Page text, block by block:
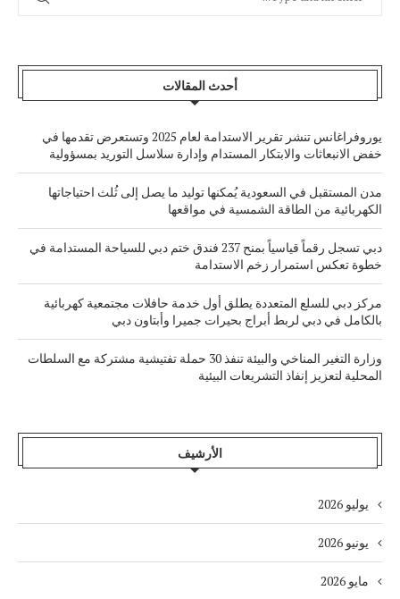
أحدث المقالات
يوروفراغانس تنشر تقرير الاستدامة لعام 2025 وتستعرض تقدمها في
خفض الانبعاثات والابتكار المستدام وإدارة سلاسل التوريد بمسؤولية
مدن المستقبل في السعودية يُمكنها توليد ما يصل إلى ثُلث احتياجاتها
الكهربائية من الطاقة الشمسية في مواقعها
دبي تسجل رقماً قياسياً بمنح 237 فندق ختم دبي للسياحة المستدامة في
خطوة تعكس استمرار زخم الاستدامة
مركز دبي للسلع المتعددة يطلق أول خدمة حافلات مجتمعية كهربائية
بالكامل في دبي لربط أبراج بحيرات جميرا وأبتاون دبي
وزارة التغير المناخي والبيئة تنفذ 30 حملة تفتيشية مشتركة مع السلطات
المحلية لتعزيز إنفاذ التشريعات البيئية
الأرشيف
يوليو 2026
يونيو 2026
مايو 2026